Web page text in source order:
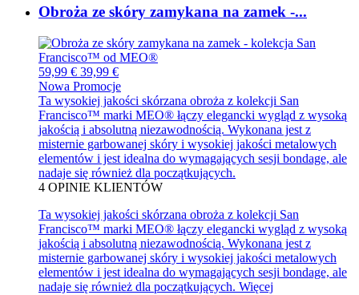
Obroża ze skóry zamykana na zamek -...
59,99 € 39,99 €
Nowa Promocje
Ta wysokiej jakości skórzana obroża z kolekcji San
Francisco™ marki MEO® łączy elegancki wygląd z wysoką
jakością i absolutną niezawodnością. Wykonana jest z
misternie garbowanej skóry i wysokiej jakości metalowych
elementów i jest idealna do wymagających sesji bondage, ale
nadaje się również dla początkujących.
4 OPINIE KLIENTÓW
Ta wysokiej jakości skórzana obroża z kolekcji San
Francisco™ marki MEO® łączy elegancki wygląd z wysoką
jakością i absolutną niezawodnością. Wykonana jest z
misternie garbowanej skóry i wysokiej jakości metalowych
elementów i jest idealna do wymagających sesji bondage, ale
nadaje się również dla początkujących. Więcej